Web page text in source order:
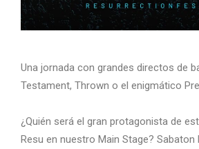
Una jornada con grandes directos de
Testament, Thrown o el enigmático
¿Quién será el gran protagonista de
Resu en nuestro Main Stage? Sabaton